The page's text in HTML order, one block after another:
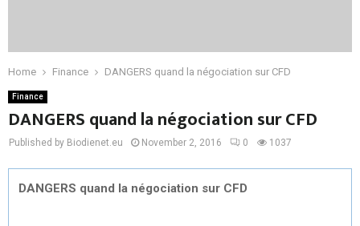
Home Finance DANGERS quand la négociation sur CFD
Finance
DANGERS quand la négociation sur CFD
Published by Biodienet.eu November 2, 2016 0 1037
DANGERS quand la négociation sur CFD